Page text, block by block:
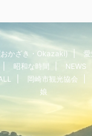
かざき・Okazaki)
昭和な時間 NEWS
岡崎市観光協会
娘